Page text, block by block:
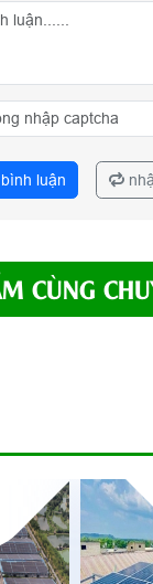
luận
CÙNG